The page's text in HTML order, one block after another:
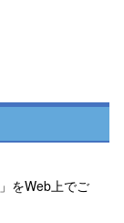
」をWeb上でご